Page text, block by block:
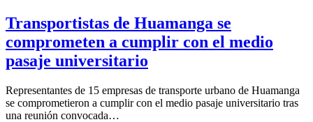
Transportistas de Huamanga se
comprometen a cumplir con el medio
pasaje universitario
Representantes de 15 empresas de transporte urbano de Huamanga
se comprometieron a cumplir con el medio pasaje universitario tras
una reunión convocada…